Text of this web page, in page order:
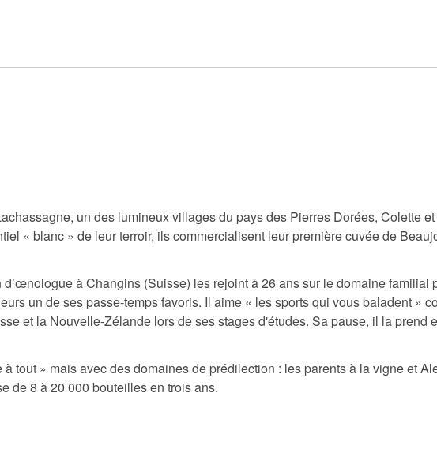
un des lumineux villages du pays des Pierres Dorées, Colette
« blanc » de leur terroir, ils commercialisent leur première cuvée de
à Changins (Suisse) les rejoint à 26 ans sur le domaine familial
un de ses passe-temps favoris. Il aime « les sports qui vous baladent »
et la Nouvelle-Zélande lors de ses stages d'études. Sa pause, il la prend
tout » mais avec des domaines de prédilection : les parents à la vigne et
de 8 à 20 000 bouteilles en trois ans.